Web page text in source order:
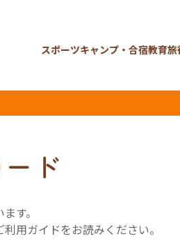
スポーツキャンプ・合宿教育旅
ド
す。
用ガイドをお読みください。